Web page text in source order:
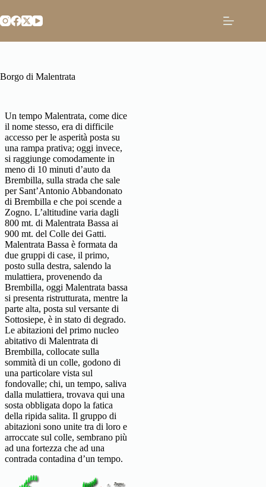
al
contenuto
Borgo di Malentrata
Un tempo Malentrata, come dice
il nome stesso, era di difficile
accesso per le asperità posta su
una rampa prativa; oggi invece,
si raggiunge comodamente in
meno di 10 minuti d’auto da
Brembilla, sulla strada che sale
per Sant’Antonio Abbandonato
di Brembilla e che poi scende a
Zogno. L’altitudine varia dagli
800 mt. di Malentrata Bassa ai
900 mt. del Colle dei Gatti.
Malentrata Bassa è formata da
due gruppi di case, il primo,
posto sulla destra, salendo la
mulattiera, provenendo da
Brembilla, oggi Malentrata bassa
si presenta ristrutturata, mentre la
parte alta, posta sul versante di
Sottosiepe, è in stato di degrado.
Le abitazioni del primo nucleo
abitativo di Malentrata di
Brembilla, collocate sulla
sommità di un colle, godono di
una particolare vista sul
fondovalle; chi, un tempo, saliva
dalla mulattiera, trovava qui una
sosta obbligata dopo la fatica
della ripida salita. Il gruppo di
abitazioni sono unite tra di loro e
arroccate sul colle, sembrano più
ad una fortezza che ad una
contrada contadina d’un tempo.